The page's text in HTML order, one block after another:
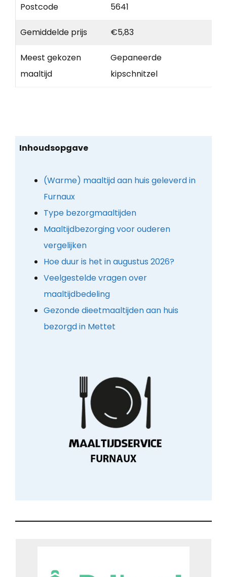
Postcode 5641
Gemiddelde prijs €5,83
Meest gekozen
maaltijd
Gepaneerde
kipschnitzel
Inhoudsopgave
(Warme) maaltijd aan huis geleverd in
Furnaux
Type bezorgmaaltijden
Maaltijdbezorging voor ouderen
vergelijken
Hoe duur is het in augustus 2026?
Veelgestelde vragen over
maaltijdbedeling
Gezonde dieetmaaltijden aan huis
bezorgd in Mettet